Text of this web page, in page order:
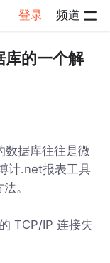
登录 频道
的一个解
数据库往往是微
计.net报表工具
。
TCP/IP 连接失